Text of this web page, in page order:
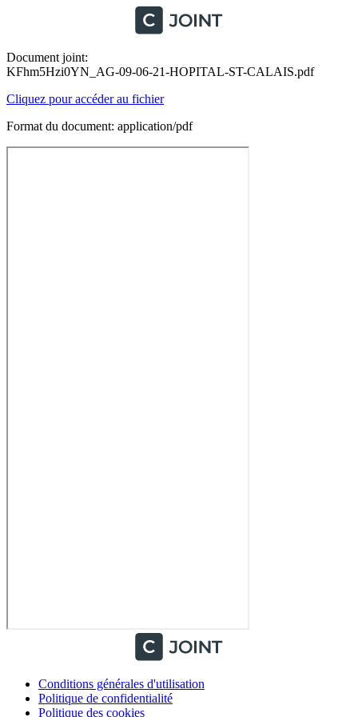
Document joint:
KFhm5Hzi0YN_AG-09-06-21-HOPITAL-ST-CALAIS.pdf
Cliquez pour accéder au fichier
Format du document: application/pdf
Conditions générales d'utilisation
Politique de confidentialité
Politique des cookies